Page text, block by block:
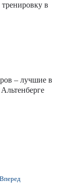
в
– лучшие в
Вперед